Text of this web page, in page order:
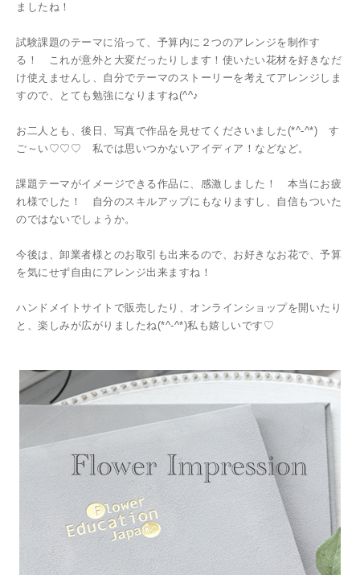
ましたね！
試験課題のテーマに沿って、予算内に２つのアレンジを制作す
る！ これが意外と大変だったりします！使いたい花材を好きなだ
け使えませんし、自分でテーマのストーリーを考えてアレンジしま
すので、とても勉強になりますね(^^♪
お二人とも、後日、写真で作品を見せてくださいました(*^-^*) す
ご～い♡♡♡ 私では思いつかないアイディア！などなど。
課題テーマがイメージできる作品に、感激しました！ 本当にお疲
れ様でした！ 自分のスキルアップにもなりますし、自信もついた
のではないでしょうか。
今後は、卸業者様とのお取引も出来るので、お好きなお花で、予算
を気にせず自由にアレンジ出来ますね！
ハンドメイトサイトで販売したり、オンラインショップを開いたり
と、楽しみが広がりましたね(*^-^*)私も嬉しいです♡